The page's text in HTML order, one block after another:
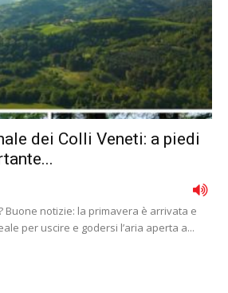
dei Colli Veneti: a piedi
Buone notizie: la primavera è arrivata e
per uscire e godersi l’aria aperta a...